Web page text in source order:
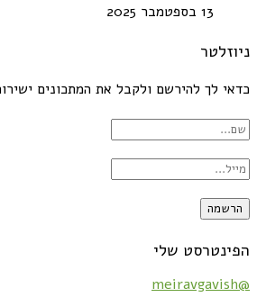
13 בספטמבר 2025
ניוזלטר
כדאי לך להירשם ולקבל את המתכונים
הפינטרסט שלי
@meiravgavish